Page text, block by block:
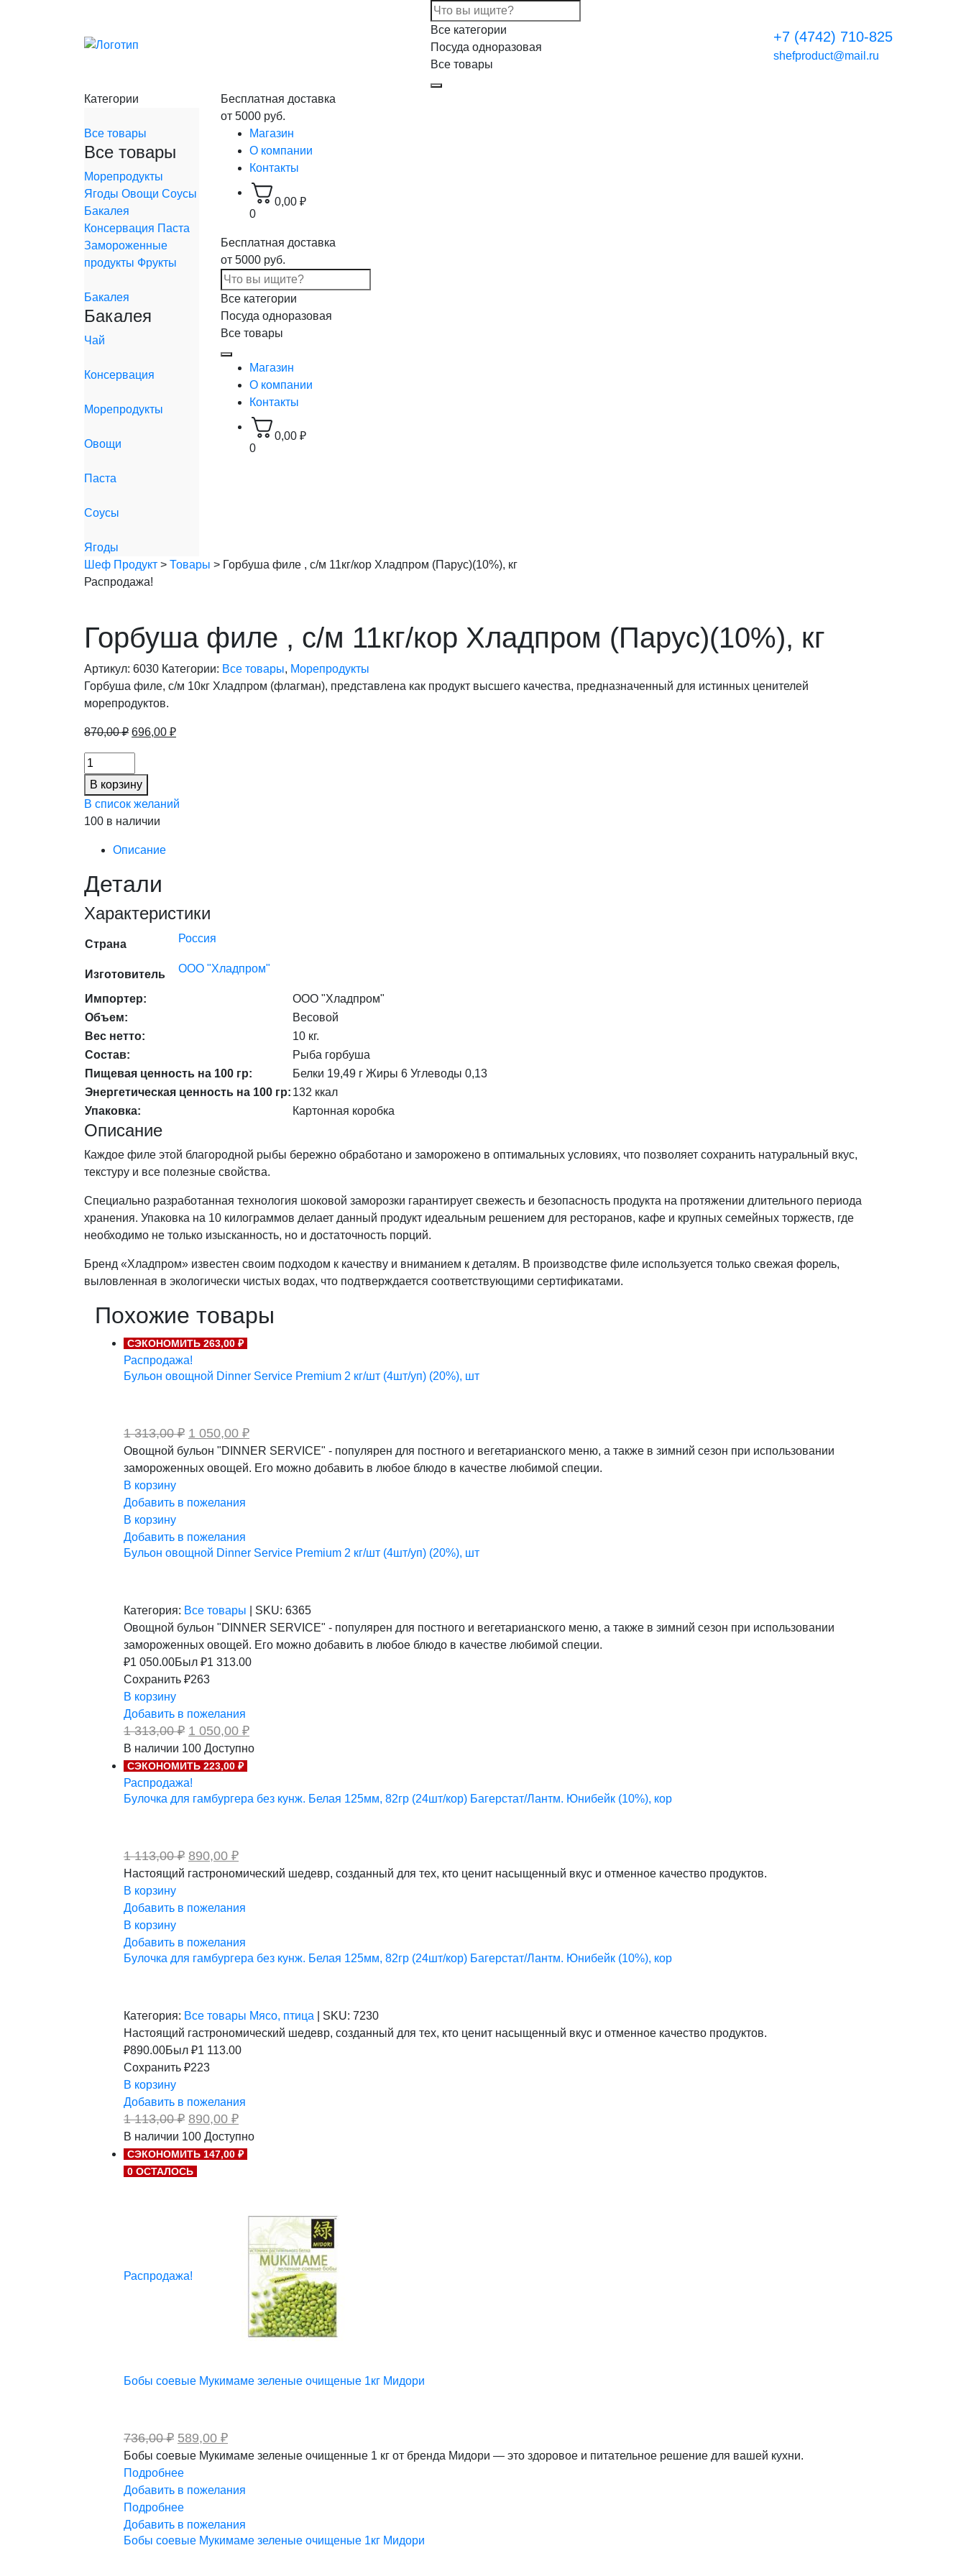
Все категории
Посуда одноразовая
Все товары
+7 (4742) 710-825
shefproduct@mail.ru
Категории
Все товары
Все товары
Морепродукты
Ягоды Овощи Соусы
Бакалея
Консервация Паста
Замороженные
продукты Фрукты
Бакалея
Бакалея
Чай
Консервация
Морепродукты
Овощи
Паста
Соусы
Ягоды
Бесплатная доставка
от 5000 руб.
Магазин
О компании
Контакты
0
0,00 ₽
Бесплатная доставка
от 5000 руб.
Все категории
Посуда одноразовая
Все товары
Магазин
О компании
Контакты
0
0,00 ₽
Шеф Продукт > Товары > Горбуша филе , с/м 11кг/кор Хладпром (Парус)(10%), кг
Распродажа!
Горбуша филе , с/м 11кг/кор Хладпром (Парус)(10%), кг
Артикул: 6030 Категории: Все товары, Морепродукты
Горбуша филе, с/м 10кг Хладпром (флагман), представлена как продукт высшего качества, предназначенный для истинных ценителей
морепродуктов.
870,00₽ Первоначальная
870,00 ₽.
696,00 ₽Текущая
Горбуша
филе
,
с/
м
11кг/
Хладпром
(Парус)
(10%),
количество
В корзину
В список желаний
100 в наличии
Описание
Детали
Характеристики
Страна Россия
Изготовитель ООО "Хладпром"
Импортер:
ООО "Хладпром"
Объем:
Весовой
Вес нетто:
10 кг.
Состав:
Рыба горбуша
Пищевая ценность на 100 гр:
Белки 19,49 г Жиры 6 Углеводы 0,13
Энергетическая ценность на 100 гр: 132 ккал
Упаковка:
Картонная коробка
Описание
Каждое филе этой благородной рыбы бережно обработано и заморожено в оптимальных условиях, что позволяет сохранить натуральный вкус,
текстуру и все полезные свойства.
Специально разработанная технология шоковой заморозки гарантирует свежесть и безопасность продукта на протяжении длительного периода
хранения. Упаковка на 10 килограммов делает данный продукт идеальным решением для ресторанов, кафе и крупных семейных торжеств, где
необходимо не только изысканность, но и достаточность порций.
Бренд «Хладпром» известен своим подходом к качеству и вниманием к деталям. В производстве филе используется только свежая форель,
выловленная в экологически чистых водах, что подтверждается соответствующими сертификатами.
Похожие товары
СЭКОНОМИТЬ 263,00 ₽
Распродажа!
Бульон овощной Dinner Service Premium 2 кг/шт (4шт/уп) (20%), шт
1 313,00₽ Первоначальная
цена
составляла
1
1 050,00 ₽Текущая
цена:
1
050,00 ₽.
Овощной бульон "DINNER SERVICE" - популярен для постного и вегетарианского меню, а также в зимний сезон при использовании
замороженных овощей. Его можно добавить в любое блюдо в качестве любимой специи.
В корзину
Добавить в пожелания
В корзину
Добавить в пожелания
Бульон овощной Dinner Service Premium 2 кг/шт (4шт/уп) (20%), шт
Категория: Все товары SKU: 6365
Овощной бульон "DINNER SERVICE" - популярен для постного и вегетарианского меню, а также в зимний сезон при использовании
замороженных овощей. Его можно добавить в любое блюдо в качестве любимой специи.
₽1 050.00Был ₽1 313.00
Сохранить ₽263
В корзину
Добавить в пожелания
1 313,00₽ Первоначальная
цена
составляла
1
313,00 ₽.
1 050,00 ₽Текущая
цена:
1
В наличии 100 Доступно
СЭКОНОМИТЬ 223,00 ₽
Распродажа!
Булочка для гамбургера без кунж. Белая 125мм, 82гр (24шт/кор) Багерстат/Лантм. Юнибейк (10%), кор
1 113,00₽ Первоначальная
цена
составляла
113,00 ₽.
890,00 ₽Текущая
цена:
890,00 ₽.
Настоящий гастрономический шедевр, созданный для тех, кто ценит насыщенный вкус и отменное качество продуктов.
В корзину
Добавить в пожелания
В корзину
Добавить в пожелания
Булочка для гамбургера без кунж. Белая 125мм, 82гр (24шт/кор) Багерстат/Лантм. Юнибейк (10%), кор
Категория: Все товары Мясо, птица SKU: 7230
Настоящий гастрономический шедевр, созданный для тех, кто ценит насыщенный вкус и отменное качество продуктов.
₽890.00Был ₽1 113.00
Сохранить ₽223
В корзину
Добавить в пожелания
1 113,00₽ Первоначальная
цена
составляла
1
113,00 ₽.
890,00 ₽Текущая
цена:
890,00 ₽.
В наличии 100 Доступно
СЭКОНОМИТЬ 147,00 ₽
0 ОСТАЛОСЬ
Распродажа!
Бобы соевые Мукимаме зеленые очищеные 1кг Мидори
736,00₽ Первоначальная
цена
составляла
736,00 ₽.
589,00 ₽Текущая
цена:
589,00 ₽.
Бобы соевые Мукимаме зеленые очищенные 1 кг от бренда Мидори — это здоровое и питательное решение для вашей кухни.
Подробнее
Добавить в пожелания
Подробнее
Добавить в пожелания
Бобы соевые Мукимаме зеленые очищеные 1кг Мидори